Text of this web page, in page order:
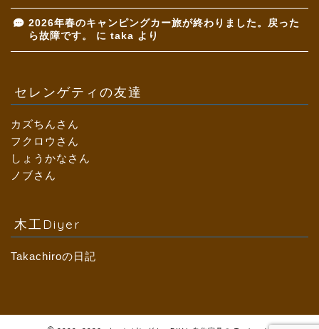
2026年春のキャンピングカー旅が終わりました。戻った
ら故障です。
に taka より
セレンゲティの友達
カズちんさん
フクロウさん
しょうかなさん
ノブさん
木工Diyer
Takachiroの日記